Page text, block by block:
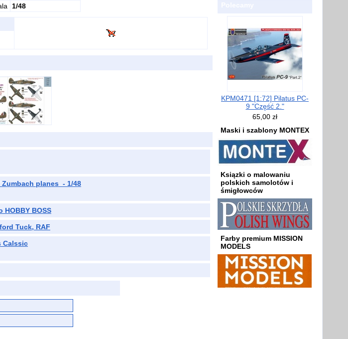
1/48
Zumbach planes - 1/48
HOBBY BOSS
Tuck, RAF
Calssic
KPM0471 [1:72] Pilatus PC-
9 "Część 2."
65,00 zł
Maski i szablony MONTEX
Ksiązki o malowaniu
polskich samolotów i
śmigłowców
Farby premium MISSION
MODELS